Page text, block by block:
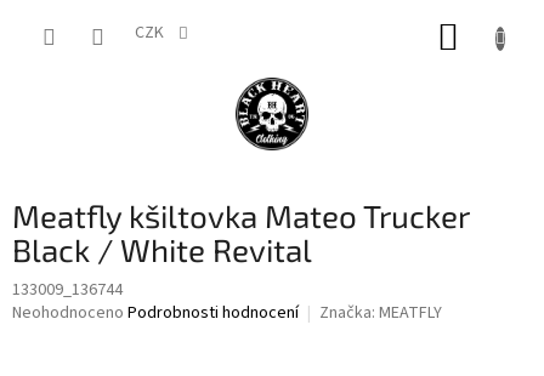
CZK
Meatfly kšiltovka Mateo Trucker
Black / White Revital
133009_136744
Průměrné
Neohodnoceno Podrobnosti hodnocení Značka: MEATFLY